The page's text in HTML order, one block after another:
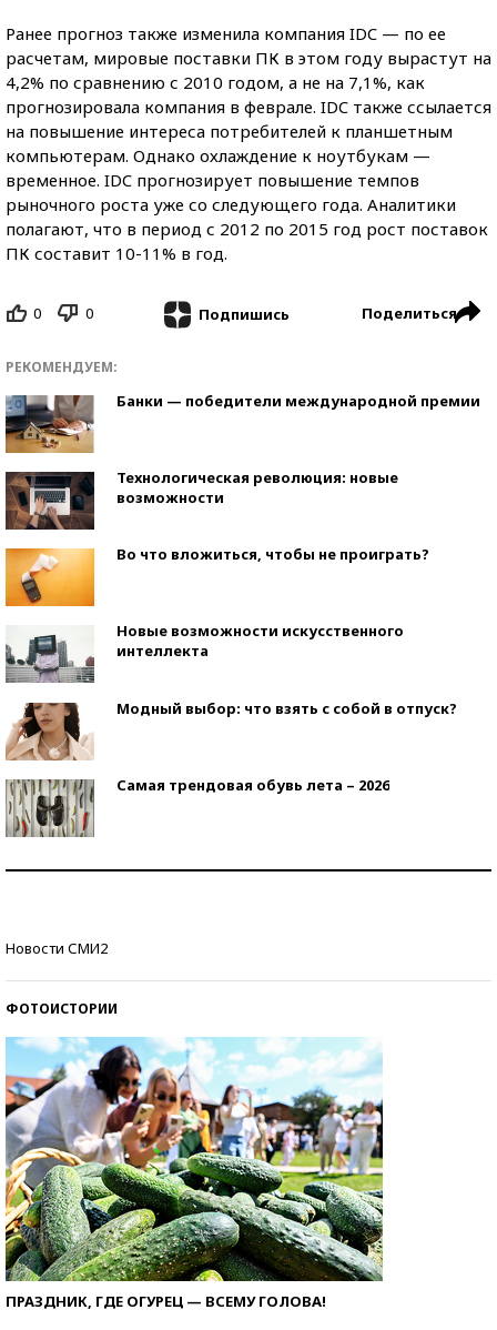
Ранее прогноз также изменила компания IDC — по ее
расчетам, мировые поставки ПК в этом году вырастут на
4,2% по сравнению с 2010 годом, а не на 7,1%, как
прогнозировала компания в феврале. IDC также ссылается
на повышение интереса потребителей к планшетным
компьютерам. Однако охлаждение к ноутбукам —
временное. IDC прогнозирует повышение темпов
рыночного роста уже со следующего года. Аналитики
полагают, что в период с 2012 по 2015 год рост поставок
ПК составит 10-11% в год.
0 0 Подпишись Поделиться
РЕКОМЕНДУЕМ:
Банки — победители международной премии
Технологическая революция: новые
возможности
Во что вложиться, чтобы не проиграть?
Новые возможности искусственного
интеллекта
Модный выбор: что взять с собой в отпуск?
Самая трендовая обувь лета – 2026
Новости СМИ2
ФОТОИСТОРИИ
ПРАЗДНИК, ГДЕ ОГУРЕЦ — ВСЕМУ ГОЛОВА!